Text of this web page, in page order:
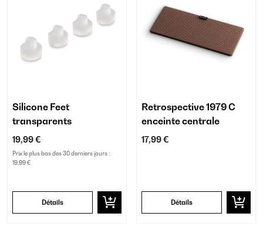
Silicone Feet
transparents
19,99 €
Prix le plus bas des 30 derniers jours :
19,99 €
Détails
Retrospective 1979 C
enceinte centrale
17,99 €
Détails